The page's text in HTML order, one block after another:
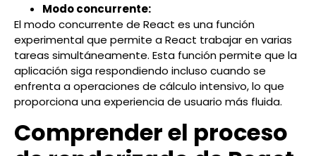
Modo concurrente:
El modo concurrente de React es una función
experimental que permite a React trabajar en varias
tareas simultáneamente. Esta función permite que la
aplicación siga respondiendo incluso cuando se
enfrenta a operaciones de cálculo intensivo, lo que
proporciona una experiencia de usuario más fluida.
Comprender el proceso